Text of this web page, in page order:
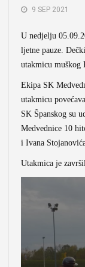
9 SEP 2021
U nedjelju
ljetne pauze.
utakmicu muškog
Ekipa SK
utakmicu
SK Španskog su
Medvednice 10
i Ivana
Utakmica je